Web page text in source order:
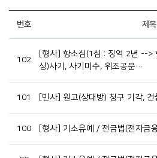
번호 제목
102
[형사] 항소심(1심 : 징역 2년 -->
싱)사기, 사기미수, 위조공문…
101 [민사] 원고(상대방) 청구 기각, 건
100 [형사] 기소유예 / 전금법(전자금